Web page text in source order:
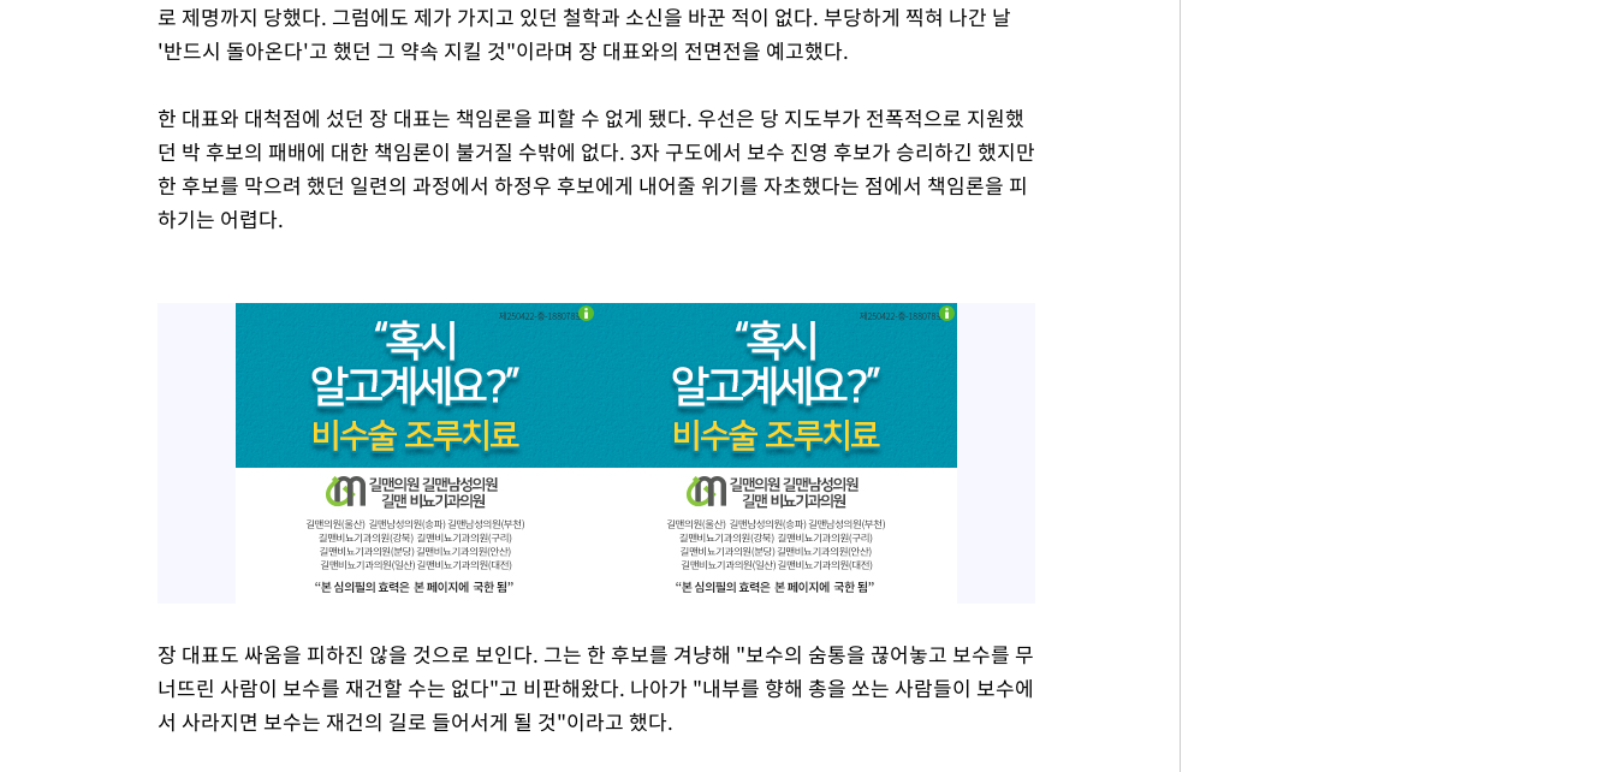
로 제명까지 당했다. 그럼에도 제가 가지고 있던 철학과 소신을 바꾼 적이 없다. 부당하게 찍혀 나간 날
'반드시 돌아온다'고 했던 그 약속 지킬 것"이라며 장 대표와의 전면전을 예고했다.
한 대표와 대척점에 섰던 장 대표는 책임론을 피할 수 없게 됐다. 우선은 당 지도부가 전폭적으로 지원했
던 박 후보의 패배에 대한 책임론이 불거질 수밖에 없다. 3자 구도에서 보수 진영 후보가 승리하긴 했지만
한 후보를 막으려 했던 일련의 과정에서 하정우 후보에게 내어줄 위기를 자초했다는 점에서 책임론을 피
하기는 어렵다.
장 대표도 싸움을 피하진 않을 것으로 보인다. 그는 한 후보를 겨냥해 "보수의 숨통을 끊어놓고 보수를 무
너뜨린 사람이 보수를 재건할 수는 없다"고 비판해왔다. 나아가 "내부를 향해 총을 쏘는 사람들이 보수에
서 사라지면 보수는 재건의 길로 들어서게 될 것"이라고 했다.